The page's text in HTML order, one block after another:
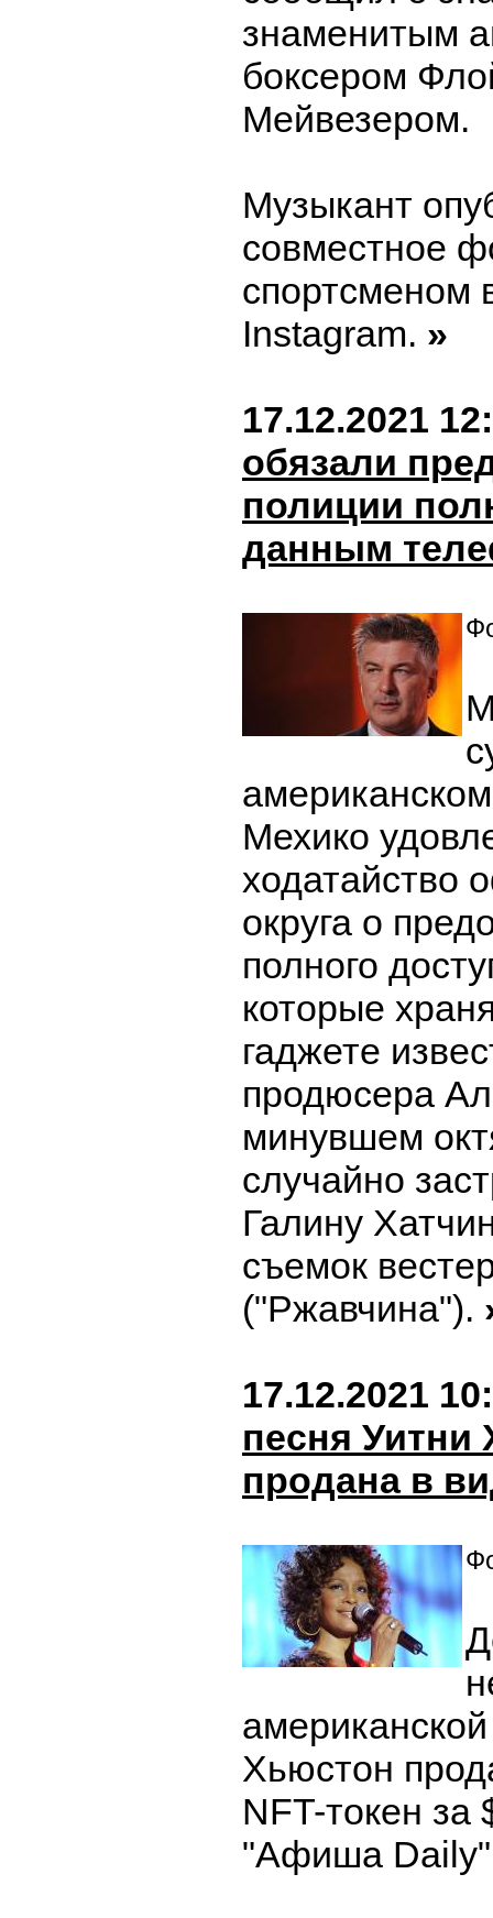
знаменитым
боксером
Мейвезером.
Музыкант
совместное
спортсменом
Instagram. »
17.12.2021
обязали
полиции
данным
Мехико
ходатайство
округа о
полного
которые
гаджете
продюсера
минувшем
случайно
Галину
съемок
("Ржавчина").
17.12.2021
песня Уитни
продана в
Хьюстон
NFT-токен
"Афиша